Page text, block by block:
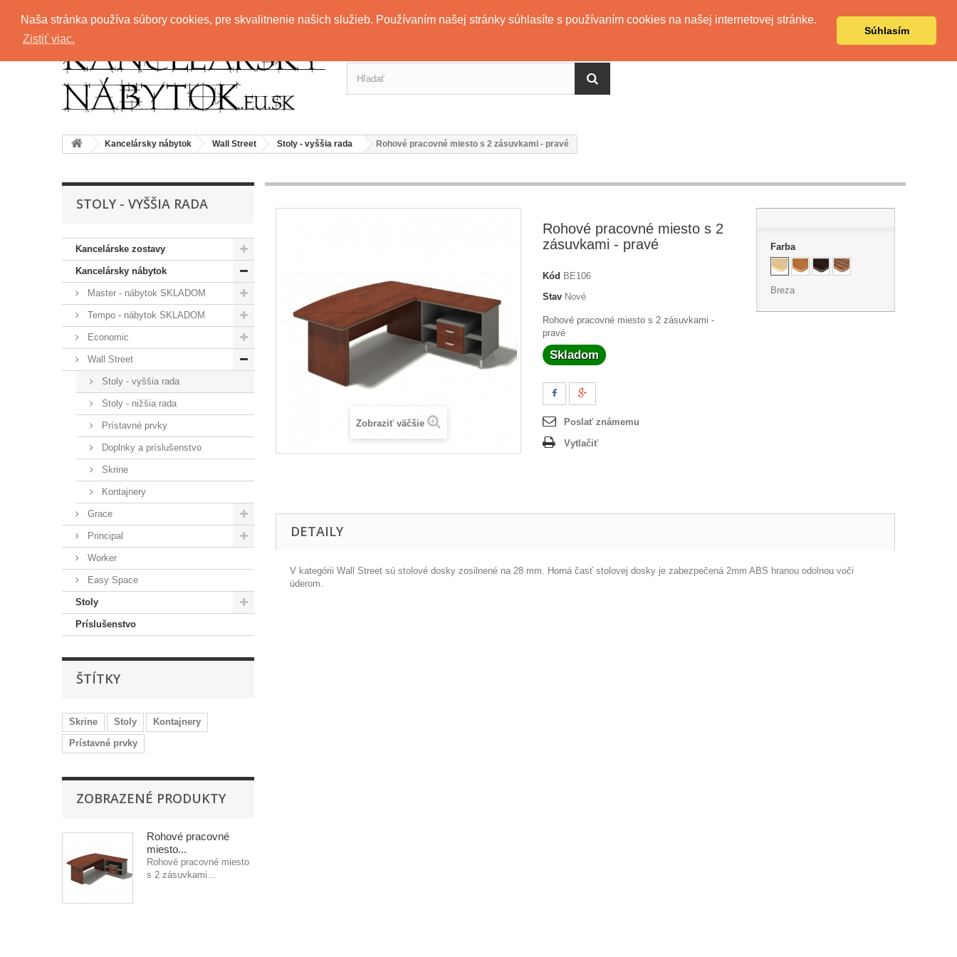
Naša stránka používa súbory cookies, pre skvalitnenie našich služieb. Používaním našej stránky súhlasíte s používaním cookies na našej internetovej stránke.
Zistiť viac.
Súhlasím
Kontaktujte nás
Zavolajte nám:+421 911 707 115
Kancelársky nábytok Wall Street Stoly - vyššia rada Rohové pracovné miesto s 2 zásuvkami - pravé
STOLY - VYŠŠIA RADA
Kancelárske zostavy
Kancelársky nábytok
Master - nábytok SKLADOM
Tempo - nábytok SKLADOM
Economic
Wall Street
Stoly - vyššia rada
Stoly - nižšia rada
Prístavné prvky
Doplnky a príslušenstvo
Skrine
Kontajnery
Grace
Principal
Worker
Easy Space
Stoly
Príslušenstvo
ŠTÍTKY
Skrine Stoly
Kontajnery
Prístavné prvky
ZOBRAZENÉ PRODUKTY
Rohové pracovné
miesto...
Rohové pracovné miesto
s 2 zásuvkami...
Zobraziť väčšie
Rohové pracovné miesto s 2
zásuvkami - pravé
Kód BE106
Stav Nové
Rohové pracovné miesto s 2 zásuvkami -
pravé
Skladom
Poslať známemu
Vytlačiť
Farba
Breza
DETAILY
V kategórii Wall Street sú stolové dosky zosilnené na 28 mm. Horná časť stolovej dosky je zabezpečená 2mm ABS hranou odolnou voči
úderom.